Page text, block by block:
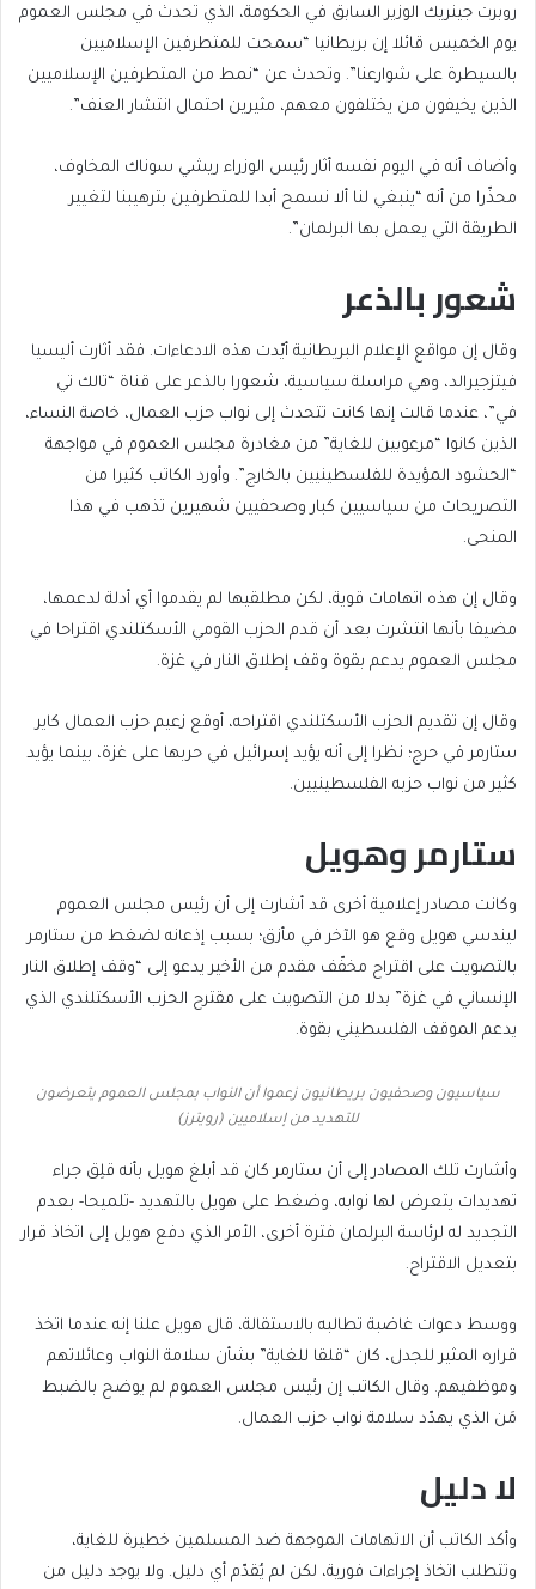
روبرت جينريك الوزير السابق في الحكومة، الذي تحدث في مجلس العموم
يوم الخميس قائلا إن بريطانيا “سمحت للمتطرفين الإسلاميين
بالسيطرة على شوارعنا”. وتحدث عن “نمط من المتطرفين الإسلاميين
الذين يخيفون من يختلفون معهم، مثيرين احتمال انتشار العنف”.
وأضاف أنه في اليوم نفسه أثار رئيس الوزراء ريشي سوناك المخاوف،
محذّرا من أنه “ينبغي لنا ألا نسمح أبدا للمتطرفين بترهيبنا لتغيير
الطريقة التي يعمل بها البرلمان”.
شعور بالذعر
وقال إن مواقع الإعلام البريطانية أيّدت هذه الادعاءات. فقد أثارت أليسيا
فيتزجيرالد، وهي مراسلة سياسية، شعورا بالذعر على قناة “تالك تي
في”، عندما قالت إنها كانت تتحدث إلى نواب حزب العمال، خاصة النساء،
الذين كانوا “مرعوبين للغاية” من مغادرة مجلس العموم في مواجهة
“الحشود المؤيدة للفلسطينيين بالخارج”. وأورد الكاتب كثيرا من
التصريحات من سياسيين كبار وصحفيين شهيرين تذهب في هذا
المنحى.
وقال إن هذه اتهامات قوية، لكن مطلقيها لم يقدموا أي أدلة لدعمها،
مضيفا بأنها انتشرت بعد أن قدم الحزب القومي الأسكتلندي اقتراحا في
مجلس العموم يدعم بقوة وقف إطلاق النار في غزة.
وقال إن تقديم الحزب الأسكتلندي اقتراحه، أوقع زعيم حزب العمال كاير
ستارمر في حرج؛ نظرا إلى أنه يؤيد إسرائيل في حربها على غزة، بينما يؤيد
كثير من نواب حزبه الفلسطينيين.
ستارمر وهويل
وكانت مصادر إعلامية أخرى قد أشارت إلى أن رئيس مجلس العموم
ليندسي هويل وقع هو الآخر في مأزق؛ بسبب إذعانه لضغط من ستارمر
بالتصويت على اقتراح مخفّف مقدم من الأخير يدعو إلى “وقف إطلاق النار
الإنساني في غزة” بدلا من التصويت على مقترح الحزب الأسكتلندي الذي
يدعم الموقف الفلسطيني بقوة.
سياسيون وصحفيون بريطانيون زعموا أن النواب بمجلس العموم يتعرضون
للتهديد من إسلاميين (رويترز)
وأشارت تلك المصادر إلى أن ستارمر كان قد أبلغ هويل بأنه قلِق جراء
تهديدات يتعرض لها نوابه، وضغط على هويل بالتهديد -تلميحا- بعدم
التجديد له لرئاسة البرلمان فترة أخرى، الأمر الذي دفع هويل إلى اتخاذ قرار
بتعديل الاقتراح.
ووسط دعوات غاضبة تطالبه بالاستقالة، قال هويل علنا إنه عندما اتخذ
قراره المثير للجدل، كان “قلقا للغاية” بشأن سلامة النواب وعائلاتهم
وموظفيهم. وقال الكاتب إن رئيس مجلس العموم لم يوضح بالضبط
مَن الذي يهدّد سلامة نواب حزب العمال.
لا دليل
وأكد الكاتب أن الاتهامات الموجهة ضد المسلمين خطيرة للغاية،
وتتطلب اتخاذ إجراءات فورية، لكن لم يُقدّم أي دليل. ولا يوجد دليل من